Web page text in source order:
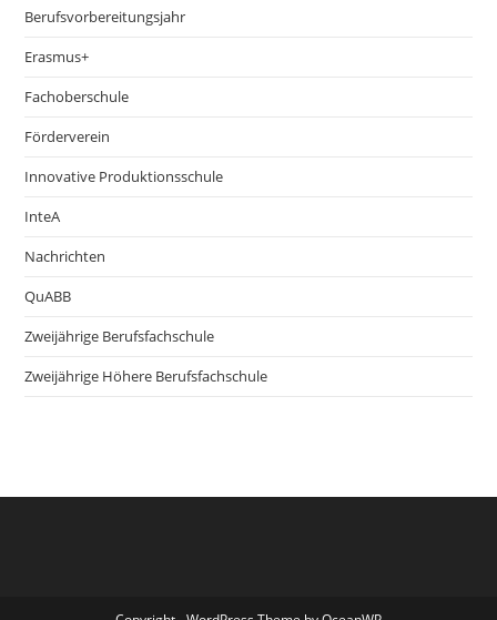
Berufsvorbereitungsjahr
Erasmus+
Fachoberschule
Förderverein
Innovative Produktionsschule
InteA
Nachrichten
QuABB
Zweijährige Berufsfachschule
Zweijährige Höhere Berufsfachschule